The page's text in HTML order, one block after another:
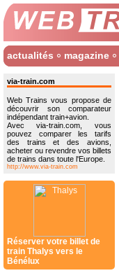
actualités magazine
via-train.com
Web Trains vous propose de
découvrir son comparateur
indépendant train+avion.
Avec via-train.com, vous
pouvez comparer les tarifs
des trains et des avions,
acheter ou revendre vos billets
de trains dans toute l'Europe.
http://www.via-train.com
Réserver votre billet de
train Thalys vers le
Bénélux